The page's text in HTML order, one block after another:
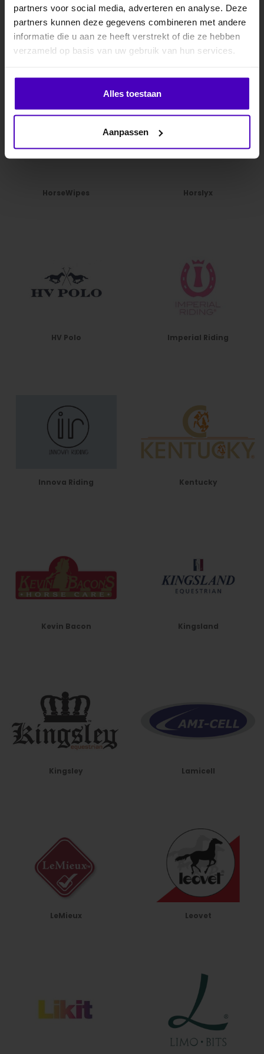
partners voor social media, adverteren en analyse. Deze
partners kunnen deze gegevens combineren met andere
informatie die u aan ze heeft verstrekt of die ze hebben
verzameld op basis van uw gebruik van hun services.
Alles toestaan
Aanpassen
Horka Horse First
HorseWipes Horslyx
HV Polo Imperial Riding
Innova Riding Kentucky
Kevin Bacon Kingsland
Kingsley Lamicell
LeMieux Leovet
.